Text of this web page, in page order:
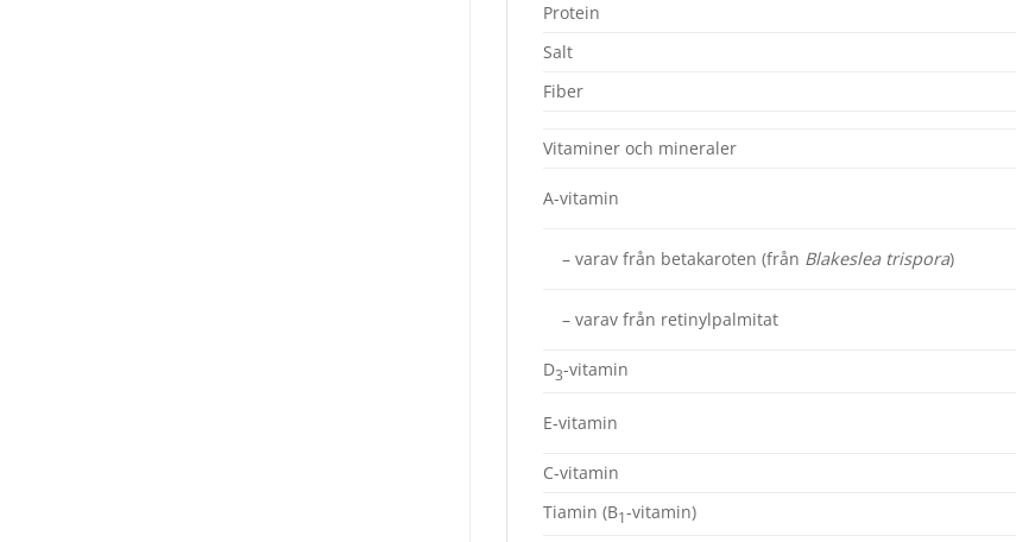
Protein
Salt
Fiber
Vitaminer och mineraler
A-vitamin
– varav från betakaroten (från Blakeslea trispora)
– varav från retinylpalmitat
D3-vitamin
E-vitamin
C-vitamin
Tiamin (B1-vitamin)